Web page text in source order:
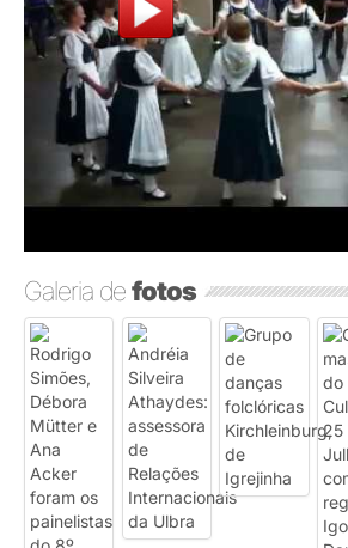
Galeria defotos